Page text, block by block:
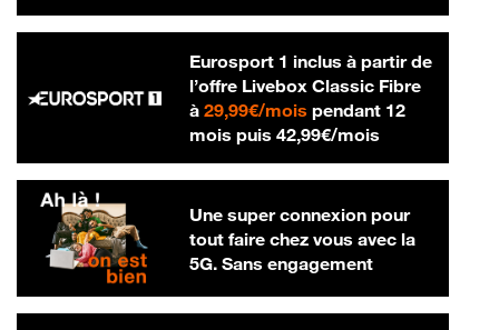
Eurosport 1 inclus à partir de
l’offre Livebox Classic Fibre
à 29,99€/mois29,99 € par mois
pendant 12
mois puis 42,99€/mois42,99 € par
Une super connexion pour
tout faire chez vous avec la
5G. Sans engagement